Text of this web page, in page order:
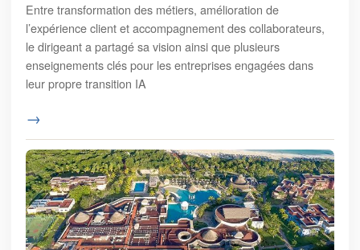
Entre transformation des métiers, amélioration de
l’expérience client et accompagnement des collaborateurs,
le dirigeant a partagé sa vision ainsi que plusieurs
enseignements clés pour les entreprises engagées dans
leur propre transition IA
→